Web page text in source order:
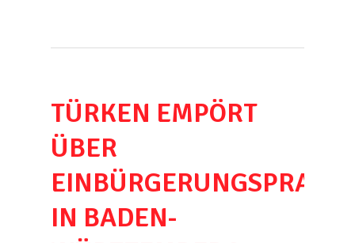
TÜRKEN EMPÖRT
ÜBER
EINBÜRGERUNGSPRAXIS
IN BADEN-